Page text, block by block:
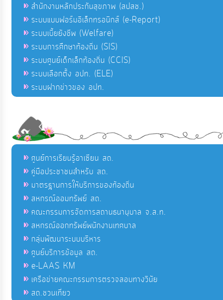
สำนักงานหลักประกันสุขภาพ (สปสช.)
ระบบแบบฟอร์มอิเล็กทรอนิกส์ (e-Report)
ระบบเบี้ยยังชีพ (Welfare)
ระบบการศึกษาท้องถิ่น (SIS)
ระบบศูนย์เด็กเล็กท้องถิ่น (CCIS)
ระบบเลือกตั้ง อปท. (ELE)
ระบบฝากข่าวของ อปท.
ศูนย์การเรียนรู้อาเซียน สถ.
คู่มือประชาชนสำหรับ สถ.
มาตรฐานการให้บริการของท้องถิ่น
สหกรณ์ออมทรัพย์ สถ.
คณะกรรมการจัดการสถานธนานุบาล จ.ส.ท.
สหกรณ์ออกทรัพย์พนักงานเทศบาล
กลุ่มพัฒนาระบบบริหาร
ศูนย์บริการข้อมูล สถ.
e-LAAS KM
เครือข่ายคณะกรรมการตรวจสอบทางวินัย
สถ.ชวนเที่ยว